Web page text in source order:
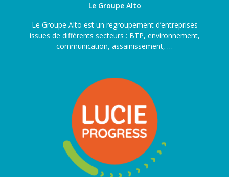
Le Groupe Alto
Le Groupe Alto est un regroupement d’entreprises
issues de différents secteurs : BTP, environnement,
communication, assainissement, …